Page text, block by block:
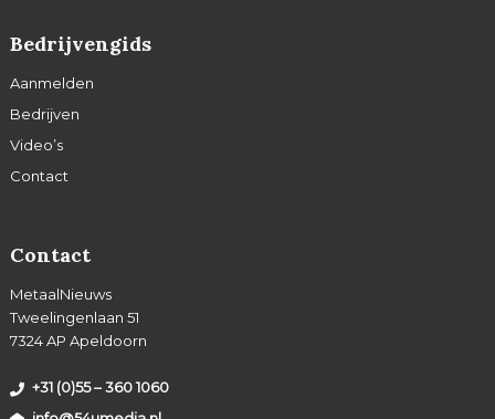
Bedrijvengids
Aanmelden
Bedrijven
Video’s
Contact
Contact
MetaalNieuws
Tweelingenlaan 51
7324 AP Apeldoorn
+31 (0)55 – 360 1060